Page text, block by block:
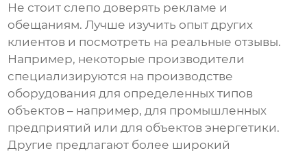
Не стоит слепо доверять рекламе и
обещаниям. Лучше изучить опыт других
клиентов и посмотреть на реальные отзывы.
Например, некоторые производители
специализируются на производстве
оборудования для определенных типов
объектов – например, для промышленных
предприятий или для объектов энергетики.
Другие предлагают более широкий